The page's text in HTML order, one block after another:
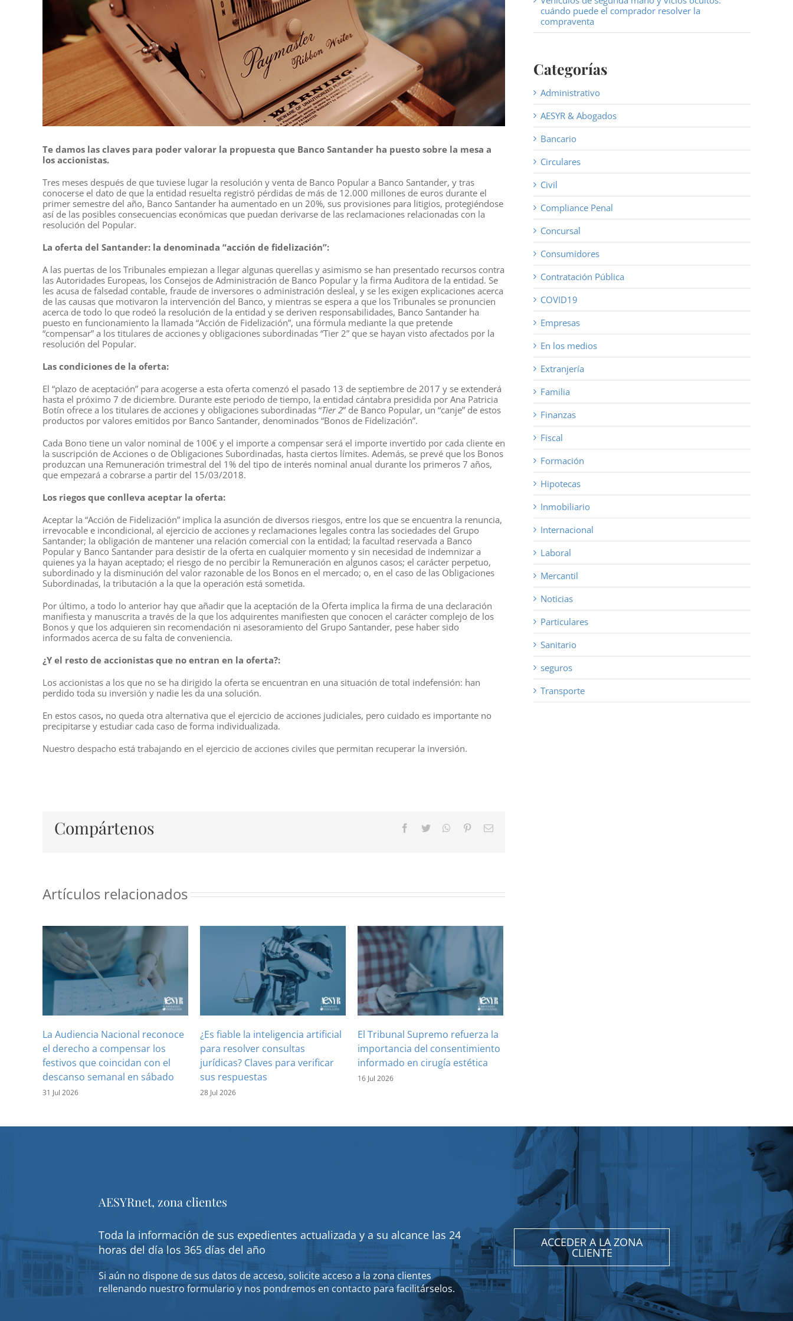
Te damos las claves para poder valorar la propuesta que Banco Santander ha puesto sobre la mesa a
los accionistas.
Tres meses después de que tuviese lugar la resolución y venta de Banco Popular a Banco Santander, y tras
conocerse el dato de que la entidad resuelta registró pérdidas de más de 12.000 millones de euros durante el
primer semestre del año, Banco Santander ha aumentado en un 20%, sus provisiones para litigios, protegiéndose
así de las posibles consecuencias económicas que puedan derivarse de las reclamaciones relacionadas con la
resolución del Popular.
La oferta del Santander: la denominada “acción de fidelización”:
A las puertas de los Tribunales empiezan a llegar algunas querellas y asimismo se han presentado recursos contra
las Autoridades Europeas, los Consejos de Administración de Banco Popular y la firma Auditora de la entidad. Se
les acusa de falsedad contable, fraude de inversores o administración desleal, y se les exigen explicaciones acerca
de las causas que motivaron la intervención del Banco, y mientras se espera a que los Tribunales se pronuncien
acerca de todo lo que rodeó la resolución de la entidad y se deriven responsabilidades, Banco Santander ha
puesto en funcionamiento la llamada “Acción de Fidelización”, una fórmula mediante la que pretende
“compensar” a los titulares de acciones y obligaciones subordinadas “Tier 2” que se hayan visto afectados por la
resolución del Popular.
Las condiciones de la oferta:
El “plazo de aceptación” para acogerse a esta oferta comenzó el pasado 13 de septiembre de 2017 y se extenderá
hasta el próximo 7 de diciembre. Durante este periodo de tiempo, la entidad cántabra presidida por Ana Patricia
Botín ofrece a los titulares de acciones y obligaciones subordinadas “Tier 2” de Banco Popular, un “canje” de estos
productos por valores emitidos por Banco Santander, denominados “Bonos de Fidelización”.
Cada Bono tiene un valor nominal de 100€ y el importe a compensar será el importe invertido por cada cliente en
la suscripción de Acciones o de Obligaciones Subordinadas, hasta ciertos límites. Además, se prevé que los Bonos
produzcan una Remuneración trimestral del 1% del tipo de interés nominal anual durante los primeros 7 años,
que empezará a cobrarse a partir del 15/03/2018.
Los riegos que conlleva aceptar la oferta:
Aceptar la “Acción de Fidelización” implica la asunción de diversos riesgos, entre los que se encuentra la renuncia,
irrevocable e incondicional, al ejercicio de acciones y reclamaciones legales contra las sociedades del Grupo
Santander; la obligación de mantener una relación comercial con la entidad; la facultad reservada a Banco
Popular y Banco Santander para desistir de la oferta en cualquier momento y sin necesidad de indemnizar a
quienes ya la hayan aceptado; el riesgo de no percibir la Remuneración en algunos casos; el carácter perpetuo,
subordinado y la disminución del valor razonable de los Bonos en el mercado; o, en el caso de las Obligaciones
Subordinadas, la tributación a la que la operación está sometida.
Por último, a todo lo anterior hay que añadir que la aceptación de la Oferta implica la firma de una declaración
manifiesta y manuscrita a través de la que los adquirentes manifiesten que conocen el carácter complejo de los
Bonos y que los adquieren sin recomendación ni asesoramiento del Grupo Santander, pese haber sido
informados acerca de su falta de conveniencia.
¿Y el resto de accionistas que no entran en la oferta?:
Los accionistas a los que no se ha dirigido la oferta se encuentran en una situación de total indefensión: han
perdido toda su inversión y nadie les da una solución.
En estos casos, no queda otra alternativa que el ejercicio de acciones judiciales, pero cuidado es importante no
precipitarse y estudiar cada caso de forma individualizada.
Nuestro despacho está trabajando en el ejercicio de acciones civiles que permitan recuperar la inversión.
Compártenos Facebook
TwitterWhatsApp
PinterestCorreo
Artículos relacionados
La Audiencia Nacional reconoce
el derecho a compensar los
festivos que coincidan con el
descanso semanal en sábado
31 Jul 2026
¿Es fiable la inteligencia artificial
para resolver consultas
jurídicas? Claves para verificar
sus respuestas
28 Jul 2026
El Tribunal Supremo refuerza la
importancia del consentimiento
informado en cirugía estética
16 Jul 2026
cuándo puede el comprador resolver la
compraventa
Categorías
Administrativo
AESYR & Abogados
Bancario
Circulares
Civil
Compliance Penal
Concursal
Consumidores
Contratación Pública
COVID19
Empresas
En los medios
Extranjería
Familia
Finanzas
Fiscal
Formación
Hipotecas
Inmobiliario
Internacional
Laboral
Mercantil
Noticias
Particulares
Sanitario
seguros
Transporte
AESYRnet, zona clientes
Toda la información de sus expedientes actualizada y a su alcance las 24
horas del día los 365 días del año
Si aún no dispone de sus datos de acceso, solicite acceso a la zona clientes
rellenando nuestro formulario y nos pondremos en contacto para facilitárselos.
ACCEDER A LA ZONA
CLIENTE